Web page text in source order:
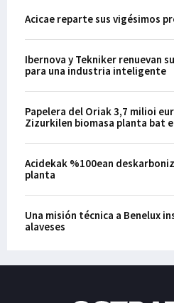
Acicae reparte sus vigésimos
Ibernova y Tekniker renuevan
para una industria inteligente
Papelera del Oriak 3,7 milioi
Zizurkilen biomasa planta bat
Acidekak %100ean
planta
Una misión técnica a Benelux
alaveses